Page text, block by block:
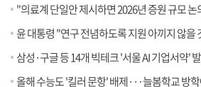
"의료계 단일안 제시하면 2026년 증원 규모 논
윤 대통령 "연구 전념하도록 지원 아끼지 않을
삼성·구글 등 14개 빅테크 '서울 AI 기업서약'
올해 수능도 '킬러 문항' 배제···늘봄학교 방학에도 이용 가능